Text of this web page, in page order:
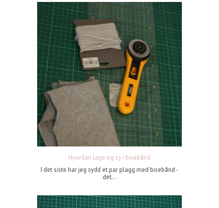
Hvordan lage og sy i bisebånd
I det siste har jeg sydd et par plagg med bisebånd -
det...